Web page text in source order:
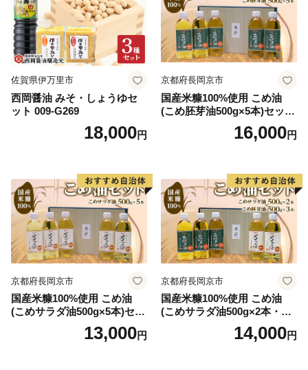
佐賀県伊万里市
西岡醤油 みそ・しょうゆセ
ット 009-G269
18,000円
京都府長岡京市
国産米糠100%使用 こめ油
(こめ胚芽油500g×5本)セット
16,000円
京都府長岡京市
国産米糠100%使用 こめ油
(こめサラダ油500g×5本)セッ
13,000円
京都府長岡京市
国産米糠100%使用 こめ油
(こめサラダ油500g×2本・こ
め胚芽油500g×3本)セット [1
14,000円